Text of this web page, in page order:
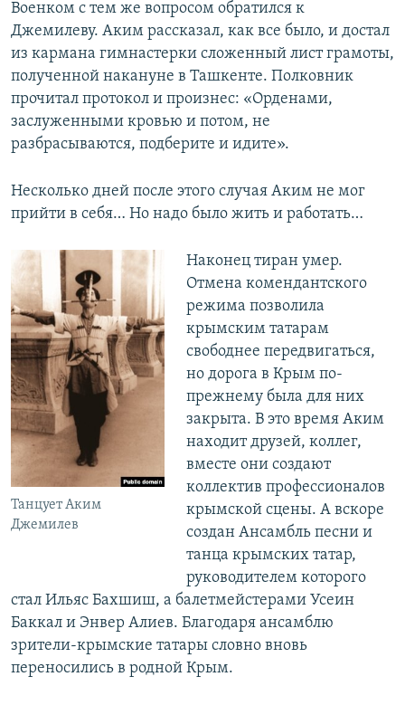
Военком с тем же вопросом обратился к
Джемилеву. Аким рассказал, как все было, и достал
из кармана гимнастерки сложенный лист грамоты,
полученной накануне в Ташкенте. Полковник
прочитал протокол и произнес: «Орденами,
заслуженными кровью и потом, не
разбрасываются, подберите и идите».
Несколько дней после этого случая Аким не мог
прийти в себя… Но надо было жить и работать…
Танцует Аким
Джемилев
Наконец тиран умер.
Отмена комендантского
режима позволила
крымским татарам
свободнее передвигаться,
но дорога в Крым по-
прежнему была для них
закрыта. В это время Аким
находит друзей, коллег,
вместе они создают
коллектив профессионалов
крымской сцены. А вскоре
создан Ансамбль песни и
танца крымских татар,
руководителем которого
стал Ильяс Бахшиш, а балетмейстерами Усеин
Баккал и Энвер Алиев. Благодаря ансамблю
зрители-крымские татары словно вновь
переносились в родной Крым.